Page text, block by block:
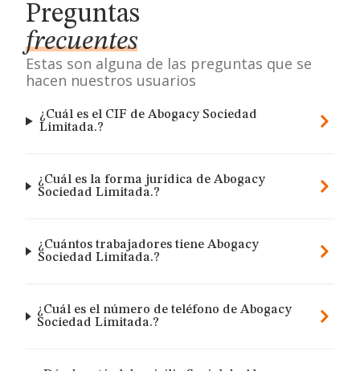
Preguntas
frecuentes
Estas son alguna de las preguntas que se
hacen nuestros usuarios
¿Cuál es el CIF de Abogacy Sociedad
Limitada.?
¿Cuál es la forma jurídica de Abogacy
Sociedad Limitada.?
¿Cuántos trabajadores tiene Abogacy
Sociedad Limitada.?
¿Cuál es el número de teléfono de Abogacy
Sociedad Limitada.?